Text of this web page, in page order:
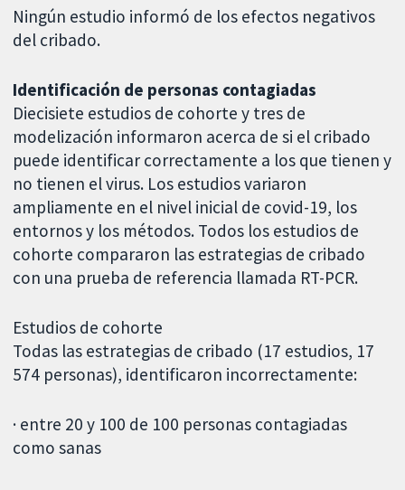
Ningún estudio informó de los efectos negativos
del cribado.
Identificación de personas contagiadas
Diecisiete estudios de cohorte y tres de
modelización informaron acerca de si el cribado
puede identificar correctamente a los que tienen y
no tienen el virus. Los estudios variaron
ampliamente en el nivel inicial de covid-19, los
entornos y los métodos. Todos los estudios de
cohorte compararon las estrategias de cribado
con una prueba de referencia llamada RT-PCR.
Estudios de cohorte
Todas las estrategias de cribado (17 estudios, 17
574 personas), identificaron incorrectamente:
· entre 20 y 100 de 100 personas contagiadas
como sanas